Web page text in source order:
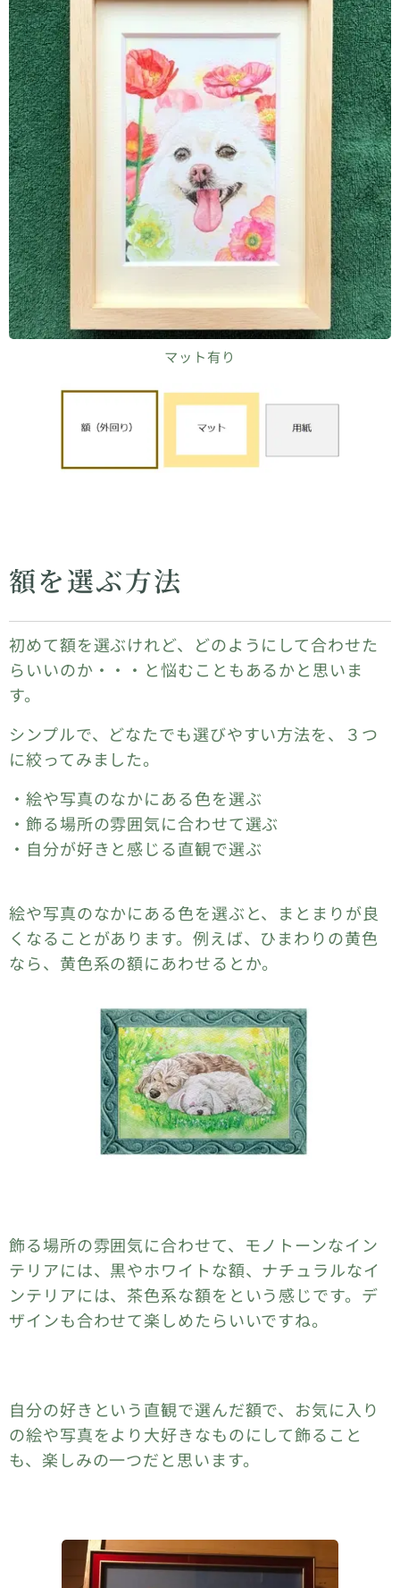
マット有り
額を選ぶ方法
初めて額を選ぶけれど、どのようにして合わせた
らいいのか・・・と悩むこともあるかと思いま
す。
シンプルで、どなたでも選びやすい方法を、３つ
に絞ってみました。
・絵や写真のなかにある色を選ぶ
・飾る場所の雰囲気に合わせて選ぶ
・自分が好きと感じる直観で選ぶ
絵や写真のなかにある色を選ぶと、まとまりが良
くなることがあります。例えば、ひまわりの黄色
なら、黄色系の額にあわせるとか。
飾る場所の雰囲気に合わせて、モノトーンなイン
テリアには、黒やホワイトな額、ナチュラルなイ
ンテリアには、茶色系な額をという感じです。デ
ザインも合わせて楽しめたらいいですね。
自分の好きという直観で選んだ額で、お気に入り
の絵や写真をより大好きなものにして飾ること
も、楽しみの一つだと思います。